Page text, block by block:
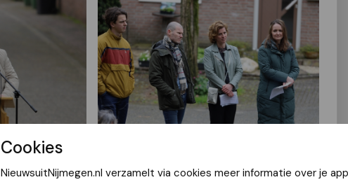
Cookies
NieuwsuitNijmegen.nl verzamelt via cookies meer informatie over je